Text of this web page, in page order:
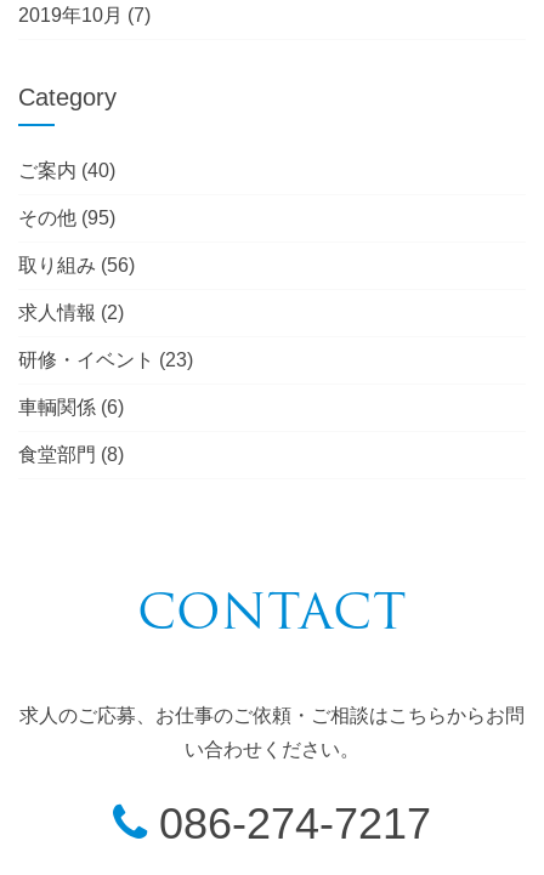
2019年10月 (7)
Category
ご案内 (40)
その他 (95)
取り組み (56)
求人情報 (2)
研修・イベント (23)
車輌関係 (6)
食堂部門 (8)
CONTACT
求人のご応募、お仕事のご依頼・ご相談はこちらからお問
い合わせください。
086-274-7217